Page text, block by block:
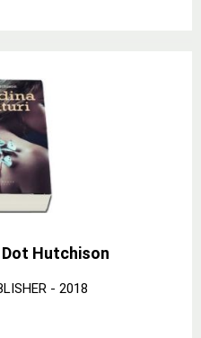
Hutchison
- 2018